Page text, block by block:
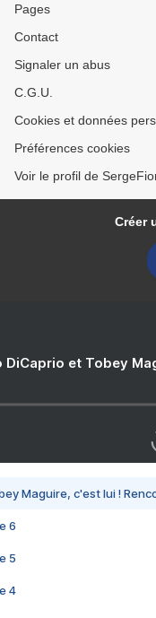
Pages
Contact
Signaler un abus
C.G.U.
Cookies et données
Préférences cookies
Voir le profil de
Créer
DiCaprio et Tobey
Maguire, c'est lui !
6
5
4